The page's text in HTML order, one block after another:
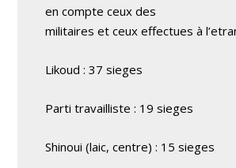
en compte ceux des
militaires et ceux effectues à
Likoud : 37 sieges
Parti travailliste : 19 sieges
Shinoui (laic, centre) : 15 sieges